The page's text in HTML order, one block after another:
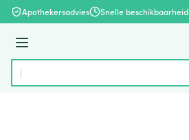
Ga naar de inhoud
Apothekersadvies Snelle beschikbaarheid
Menu
Product, merk, categorie...